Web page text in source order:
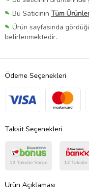
Bu Satıcının Tüm
Ürün sayfasında
belirlenmektedir.
Ödeme Seçenekleri
Taksit Seçenekleri
Ürün Açıklaması